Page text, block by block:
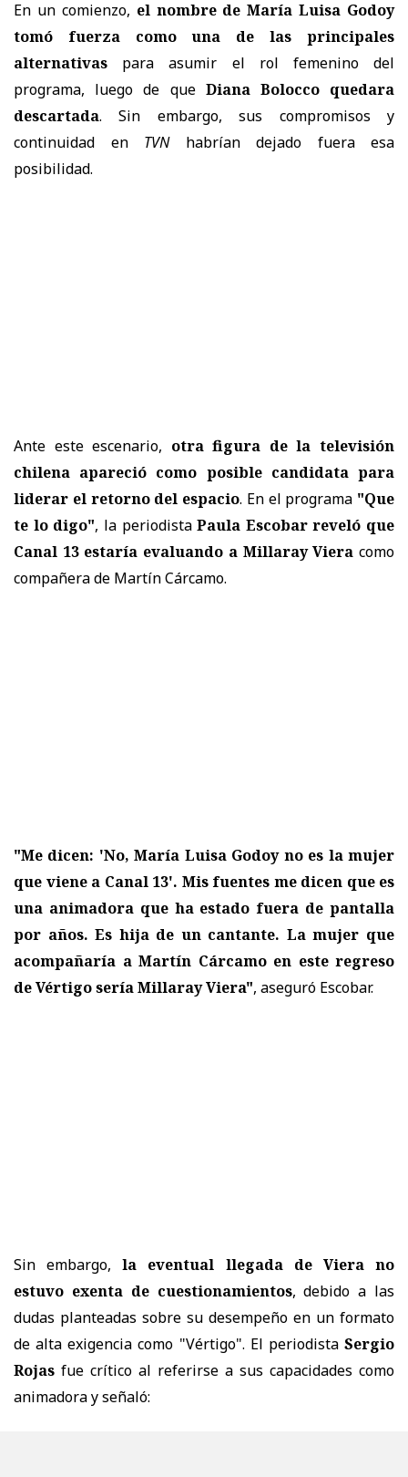
En un comienzo, el nombre de María Luisa Godoy
tomó fuerza como una de las principales
alternativas para asumir el rol femenino del
programa, luego de que Diana Bolocco quedara
descartada. Sin embargo, sus compromisos y
continuidad en TVNhabrían dejado fuera esa
posibilidad.
Ante este escenario, otra figura de la televisión
chilena apareció como posible candidata para
liderar el retorno del espacio. En el programa "Que
te lo digo", la periodistaPaula Escobar reveló que
Canal 13 estaría evaluando a Millaray Viera como
compañera de Martín Cárcamo.
"Me dicen: 'No, María Luisa Godoy no es la mujer
que viene a Canal 13'. Mis fuentes me dicen que es
una animadora que ha estado fuera de pantalla
por años. Es hija de un cantante. La mujer que
acompañaría a Martín Cárcamo en este regreso
de Vértigo sería Millaray Viera", aseguró Escobar.
Sin embargo,la eventual llegada de Viera no
estuvo exenta de cuestionamientos, debido a las
dudas planteadas sobre su desempeño en un formato
de alta exigencia como "Vértigo". El periodista Sergio
Rojas fue crítico al referirse a sus capacidades como
animadora y señaló: